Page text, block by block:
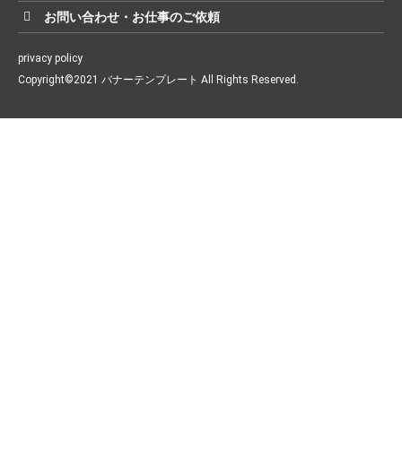
お問い合わせ・お仕事のご依頼
privacy policy
Copyright©2021 バナーテンプレート All Rights Reserved.